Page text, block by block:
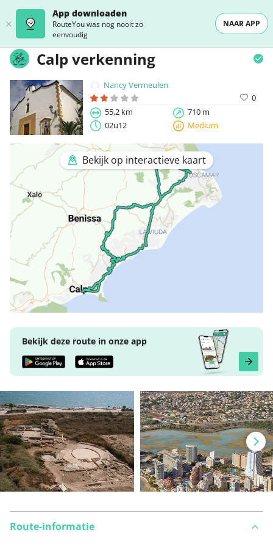
App downloaden
RouteYou was nog nooit zo
eenvoudig
NAAR APP
Calp verkenning
Nancy Vermeulen
0
55,2 km
710 m
02u12
Medium
Bekijk op interactieve kaart
Bekijk deze route in onze app
Route-informatie